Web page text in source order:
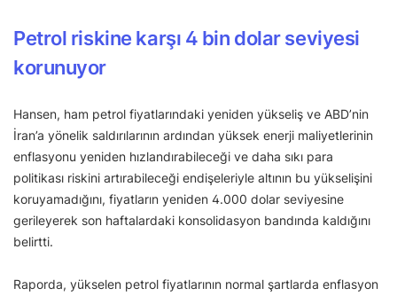
Petrol riskine karşı 4 bin dolar seviyesi
korunuyor
Hansen, ham petrol fiyatlarındaki yeniden yükseliş ve ABD’nin
İran’a yönelik saldırılarının ardından yüksek enerji maliyetlerinin
enflasyonu yeniden hızlandırabileceği ve daha sıkı para
politikası riskini artırabileceği endişeleriyle altının bu yükselişini
koruyamadığını, fiyatların yeniden 4.000 dolar seviyesine
gerileyerek son haftalardaki konsolidasyon bandında kaldığını
belirtti.
Raporda, yükselen petrol fiyatlarının normal şartlarda enflasyon